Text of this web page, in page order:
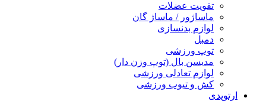
تقویت عضلات
ماساژور / ماساژ گان
لوازم بدنسازی
دمبل
توپ ورزشی
مدیسن بال (توپ وزن دار)
لوازم تعادلی ورزشی
کش و تیوب ورزشی
ارتوپدی